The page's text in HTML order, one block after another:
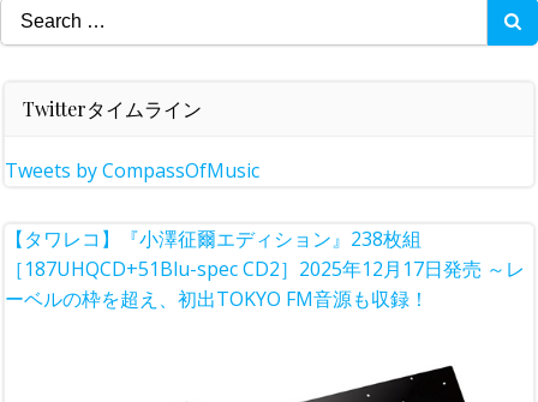
Search
for:
Twitterタイムライン
Tweets by CompassOfMusic
【タワレコ】『小澤征爾エディション』238枚組
［187UHQCD+51Blu-spec CD2］2025年12月17日発売 ～レ
ーベルの枠を超え、初出TOKYO FM音源も収録！